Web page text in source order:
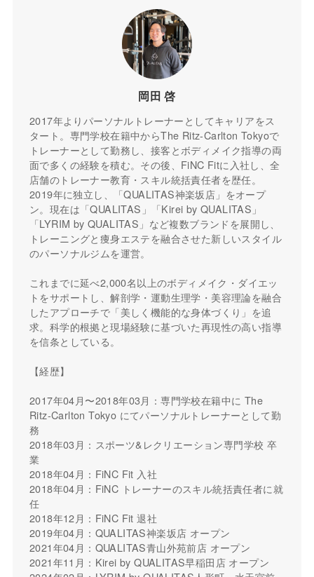
岡田 啓
2017年よりパーソナルトレーナーとしてキャリアをス
タート。専門学校在籍中からThe Ritz-Carlton Tokyoで
トレーナーとして勤務し、接客とボディメイク指導の両
面で多くの経験を積む。その後、FiNC Fitに入社し、全
店舗のトレーナー教育・スキル統括責任者を歴任。
2019年に独立し、「QUALITAS神楽坂店」をオープ
ン。現在は「QUALITAS」「Kirei by QUALITAS」
「LYRIM by QUALITAS」など複数ブランドを展開し、
トレーニングと痩身エステを融合させた新しいスタイル
のパーソナルジムを運営。
これまでに延べ2,000名以上のボディメイク・ダイエッ
トをサポートし、解剖学・運動生理学・美容理論を融合
したアプローチで「美しく機能的な身体づくり」を追
求。科学的根拠と現場経験に基づいた再現性の高い指導
を信条としている。
【経歴】
2017年04月〜2018年03月：専門学校在籍中に The
Ritz-Carlton Tokyo にてパーソナルトレーナーとして勤
務
2018年03月：スポーツ&レクリエーション専門学校 卒
業
2018年04月：FiNC Fit 入社
2018年04月：FiNC トレーナーのスキル統括責任者に就
任
2018年12月：FiNC Fit 退社
2019年04月：QUALITAS神楽坂店 オープン
2021年04月：QUALITAS青山外苑前店 オープン
2021年11月：Kirei by QUALITAS早稲田店 オープン